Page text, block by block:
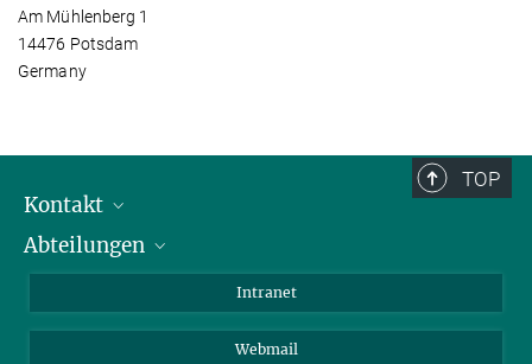
Am Mühlenberg 1
14476 Potsdam
Germany
TOP
Kontakt
Mitarbeiterverzeichnis
Abteilungen
Intranet
Webmail